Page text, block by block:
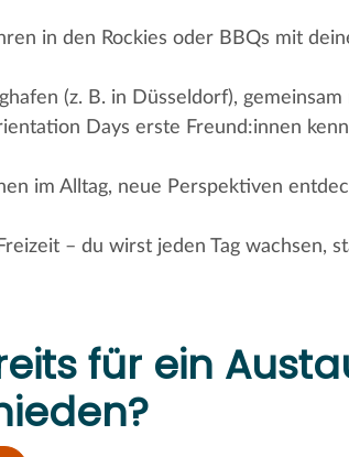
in den Rockies oder BBQs mit
(z. B. in Düsseldorf),
Days erste Freund:innen
im Alltag, neue Perspektiven
– du wirst jeden Tag wachsen,
für ein